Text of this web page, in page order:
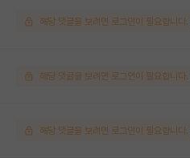
해당 댓글을 보려면 로그인이 필요합니다.
해당 댓글을 보려면 로그인이 필요합니다.
해당 댓글을 보려면 로그인이 필요합니다.